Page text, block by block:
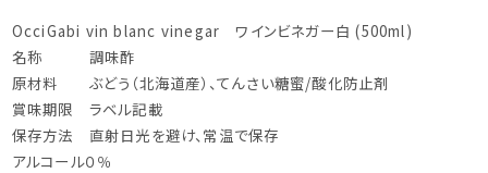
OcciGabi vin blanc vinegar ワインビネガー白 (500ml)
名称 調味酢
原材料 ぶどう（北海道産）、てんさい糖蜜/酸化防止剤
賞味期限 ラベル記載
保存方法 直射日光を避け、常温で保存
アルコール０％